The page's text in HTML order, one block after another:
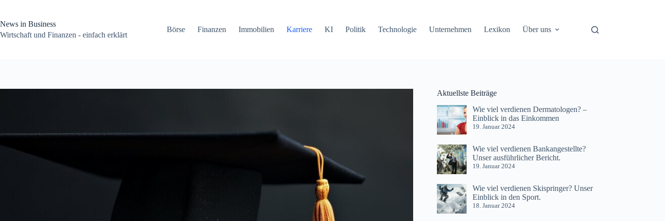
springen
News in Business
Wirtschaft und Finanzen - einfach erklärt
Börse Finanzen Immobilien Karriere KI Politik Technologie Unternehmen Lexikon Über uns
Aktuellste Beiträge
Wie viel verdienen Dermatologen? –
Einblick in das Einkommen
19. Januar 2024
Wie viel verdienen Bankangestellte?
Unser ausführlicher Bericht.
19. Januar 2024
Wie viel verdienen Skispringer? Unser
Einblick in den Sport.
18. Januar 2024